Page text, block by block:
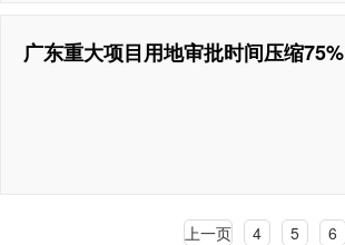
广东重大项目用地审批时间压缩75%
上一页 4 5 6